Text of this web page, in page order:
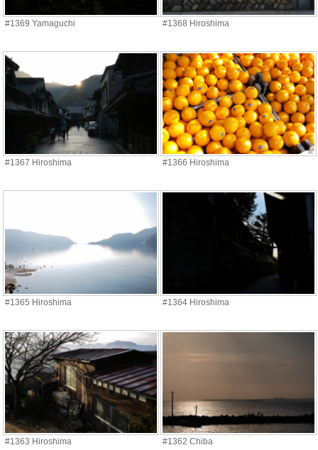
#1369 Yamaguchi #1368 Hiroshima
#1367 Hiroshima #1366 Hiroshima
#1365 Hiroshima #1364 Hiroshima
#1363 Hiroshima #1362 Chiba